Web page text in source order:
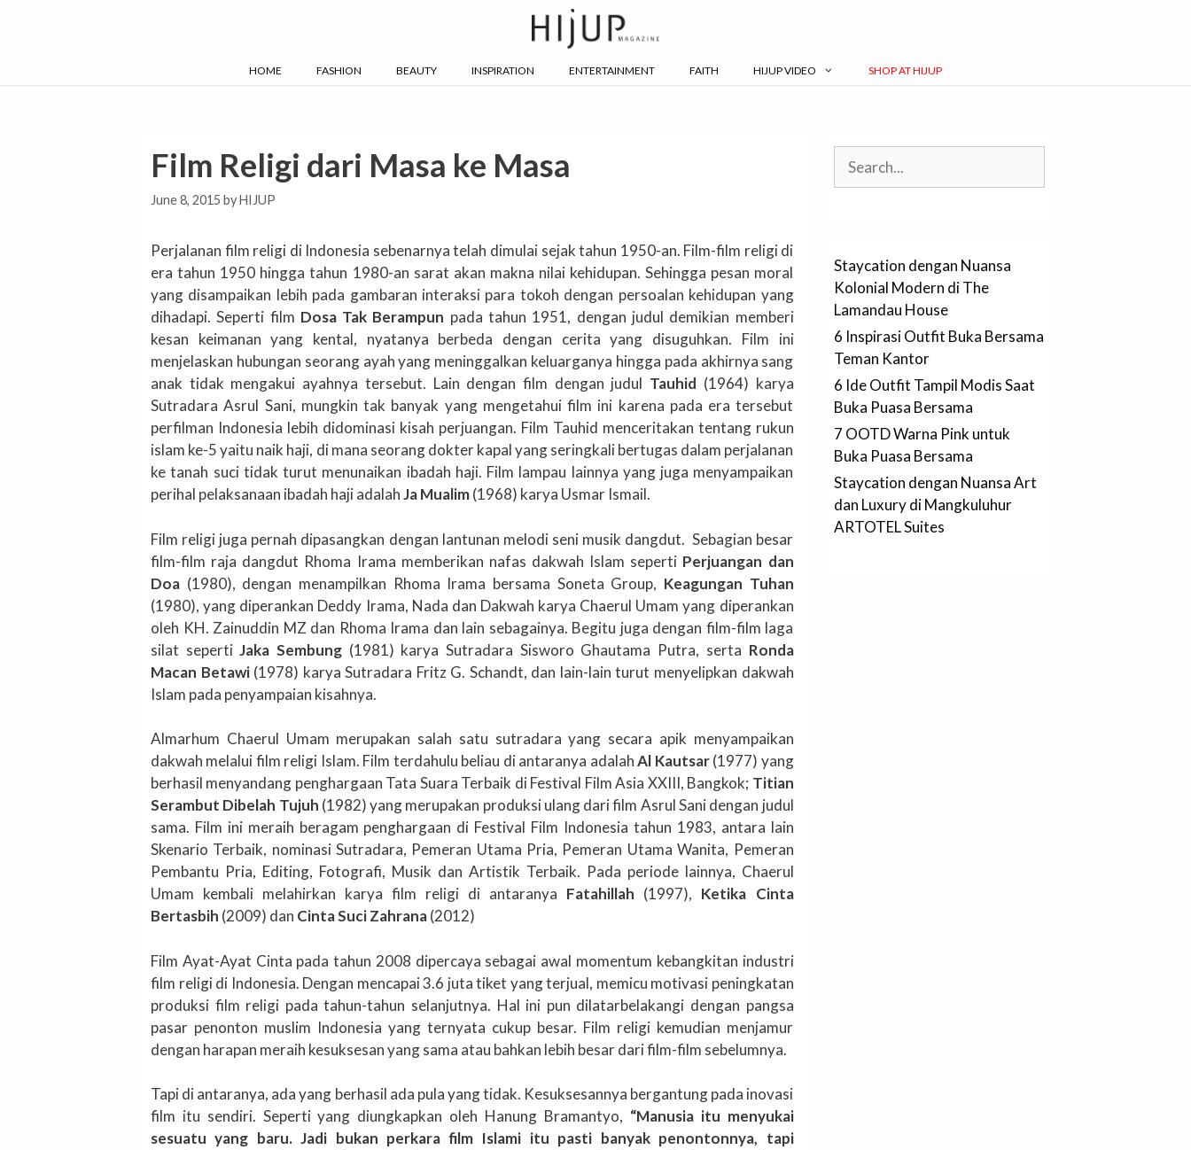
HOME FASHION BEAUTY INSPIRATION ENTERTAINMENT FAITH HIJUP VIDEO SHOP AT HIJUP
Film Religi dari Masa ke Masa
June 8, 2015 byHIJUP
Perjalanan film religi di Indonesia sebenarnya telah dimulai sejak tahun 1950-an. Film-film religi di
era tahun 1950 hingga tahun 1980-an sarat akan makna nilai kehidupan. Sehingga pesan moral
yang disampaikan lebih pada gambaran interaksi para tokoh dengan persoalan kehidupan yang
dihadapi. Seperti film Dosa Tak Berampun pada tahun 1951, dengan judul demikian memberi
kesan keimanan yang kental, nyatanya berbeda dengan cerita yang disuguhkan. Film ini
menjelaskan hubungan seorang ayah yang meninggalkan keluarganya hingga pada akhirnya sang
anak tidak mengakui ayahnya tersebut. Lain dengan film dengan judul Tauhid (1964) karya
Sutradara Asrul Sani, mungkin tak banyak yang mengetahui film ini karena pada era tersebut
perfilman Indonesia lebih didominasi kisah perjuangan. Film Tauhid menceritakan tentang rukun
islam ke-5 yaitu naik haji, di mana seorang dokter kapal yang seringkali bertugas dalam perjalanan
ke tanah suci tidak turut menunaikan ibadah haji. Film lampau lainnya yang juga menyampaikan
perihal pelaksanaan ibadah haji adalahJa Mualim(1968) karya Usmar Ismail.
Film religi juga pernah dipasangkan dengan lantunan melodi seni musik dangdut. Sebagian besar
film-film raja dangdut Rhoma Irama memberikan nafas dakwah Islam seperti Perjuangan dan
Doa (1980), dengan menampilkan Rhoma Irama bersama Soneta Group, Keagungan Tuhan
(1980), yang diperankan Deddy Irama, Nada dan Dakwah karya Chaerul Umam yang diperankan
oleh KH. Zainuddin MZ dan Rhoma Irama dan lain sebagainya. Begitu juga dengan film-film laga
silat sepertiJaka Sembung (1981) karya Sutradara Sisworo Ghautama Putra, serta Ronda
Macan Betawi(1978) karya Sutradara Fritz G. Schandt, dan lain-lain turut menyelipkan dakwah
Islam pada penyampaian kisahnya.
Almarhum Chaerul Umam merupakan salah satu sutradara yang secara apik menyampaikan
dakwah melalui film religi Islam. Film terdahulu beliau di antaranya adalahAl Kautsar(1977) yang
berhasil menyandang penghargaan Tata Suara Terbaik di Festival Film Asia XXIII, Bangkok; Titian
Serambut Dibelah Tujuh (1982) yang merupakan produksi ulang dari film Asrul Sani dengan judul
sama. Film ini meraih beragam penghargaan di Festival Film Indonesia tahun 1983, antara lain
Skenario Terbaik, nominasi Sutradara, Pemeran Utama Pria, Pemeran Utama Wanita, Pemeran
Pembantu Pria, Editing, Fotografi, Musik dan Artistik Terbaik. Pada periode lainnya, Chaerul
Umam kembali melahirkan karya film religi di antaranya Fatahillah (1997), Ketika Cinta
Bertasbih (2009) dan Cinta Suci Zahrana(2012)
Film Ayat-Ayat Cinta pada tahun 2008 dipercaya sebagai awal momentum kebangkitan industri
film religi di Indonesia. Dengan mencapai 3.6 juta tiket yang terjual, memicu motivasi peningkatan
produksi film religi pada tahun-tahun selanjutnya. Hal ini pun dilatarbelakangi dengan pangsa
pasar penonton muslim Indonesia yang ternyata cukup besar. Film religi kemudian menjamur
dengan harapan meraih kesuksesan yang sama atau bahkan lebih besar dari film-film sebelumnya.
Tapi di antaranya, ada yang berhasil ada pula yang tidak. Kesuksesannya bergantung pada inovasi
film itu sendiri. Seperti yang diungkapkan oleh Hanung Bramantyo, “Manusia itu menyukai
sesuatu yang baru. Jadi bukan perkara film Islami itu pasti banyak penontonnya, tapi
Staycation dengan Nuansa
Kolonial Modern di The
Lamandau House
6 Inspirasi Outfit Buka Bersama
Teman Kantor
6 Ide Outfit Tampil Modis Saat
Buka Puasa Bersama
7 OOTD Warna Pink untuk
Buka Puasa Bersama
Staycation dengan Nuansa Art
dan Luxury di Mangkuluhur
ARTOTEL Suites